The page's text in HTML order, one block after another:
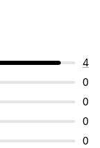
4
0
0
0
0